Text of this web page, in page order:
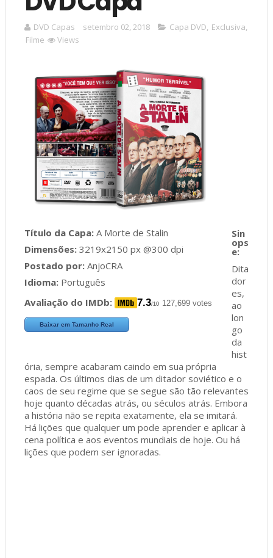
DVD Capas setembro 02, 2018 Capa DVD, Exclusiva,
Filme
Views
Título da Capa:A Morte de Stalin
Dimensões:3219x2150 px @300 dpi
Postado por:AnjoCRA
Idioma:Português
Avaliação do IMDb:
7.3/10 127,699 votes
Baixar em Tamanho Real
Dita
dor
es,
ao
lon
go
da
hist
ória, sempre acabaram caindo em sua própria
espada. Os últimos dias de um ditador soviético e o
caos de seu regime que se segue são tão relevantes
hoje quanto décadas atrás, ou séculos atrás. Embora
a história não se repita exatamente, ela se imitará.
Há lições que qualquer um pode aprender e aplicar à
cena política e aos eventos mundiais de hoje. Ou há
lições que podem ser ignoradas.